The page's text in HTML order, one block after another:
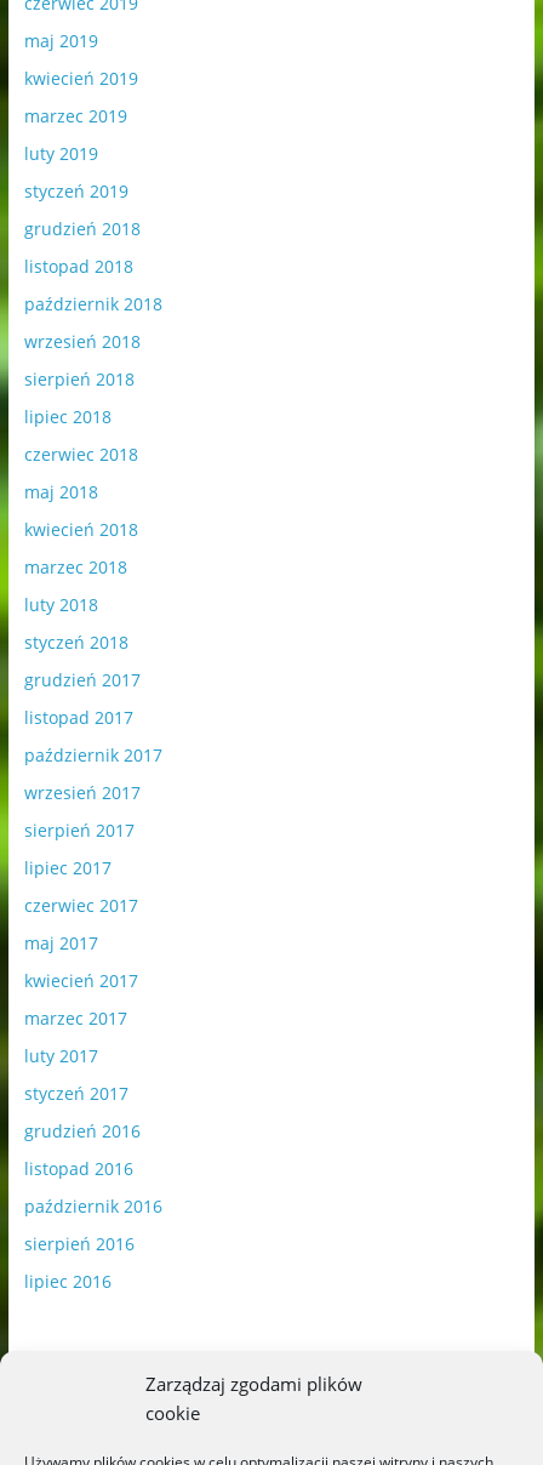
Zarządzaj zgodami plików
cookie
maj 2019
kwiecień 2019
marzec 2019
luty 2019
styczeń 2019
grudzień 2018
listopad 2018
październik 2018
wrzesień 2018
sierpień 2018
lipiec 2018
czerwiec 2018
maj 2018
kwiecień 2018
marzec 2018
luty 2018
styczeń 2018
grudzień 2017
listopad 2017
październik 2017
wrzesień 2017
sierpień 2017
lipiec 2017
czerwiec 2017
maj 2017
kwiecień 2017
marzec 2017
luty 2017
styczeń 2017
grudzień 2016
listopad 2016
październik 2016
sierpień 2016
lipiec 2016